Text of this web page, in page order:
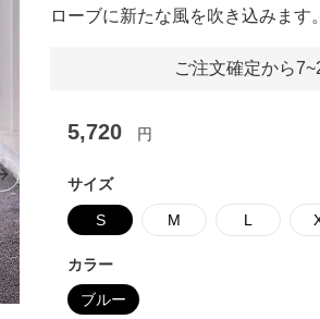
Next slide
ローブに新たな風を吹き込みます。
ご注文確定から
5,720 円
サイズ
S M L
カラー
ブルー